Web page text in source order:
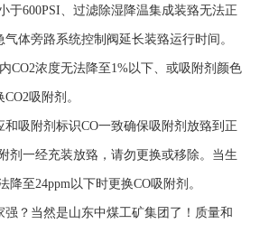
于600PSI、过滤除湿降温集成装臵无法正
体旁路系统控制阀延长装臵运行时间。
CO2浓度无法降至1%以下、或吸附剂颜色
吸附剂。
和吸附剂标识CO一致确保吸附剂放臵到正
剂一经充装放臵，请勿更换或移除。当生
降至24ppm以下时更换CO吸附剂。
强？当然是山东中煤工矿集团了！质量和